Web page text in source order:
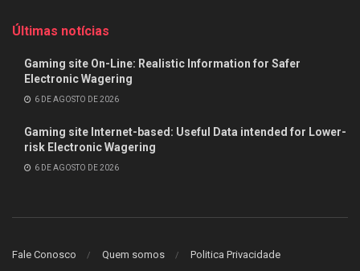
Últimas notícias
Gaming site On-Line: Realistic Information for Safer
Electronic Wagering
6 DE AGOSTO DE 2026
Gaming site Internet-based: Useful Data intended for Lower-
risk Electronic Wagering
6 DE AGOSTO DE 2026
Fale Conosco Quem somos Politica Privacidade